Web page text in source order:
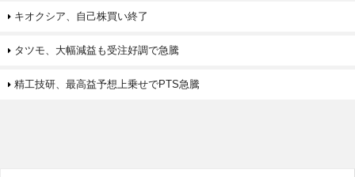
キオクシア、自己株買い終了
タツモ、大幅減益も受注好調で急騰
精工技研、最高益予想上乗せでPTS急騰